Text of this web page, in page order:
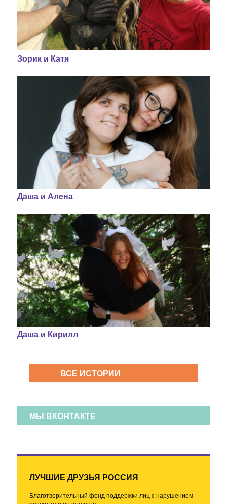
Зорик и Катя
Даша и Алена
Даша и Кирилл
ВСЕ ИСТОРИИ
МЫ ВКОНТАКТЕ
ЛУЧШИЕ ДРУЗЬЯ РОССИЯ
Благотворительный фонд поддержки лиц с нарушением